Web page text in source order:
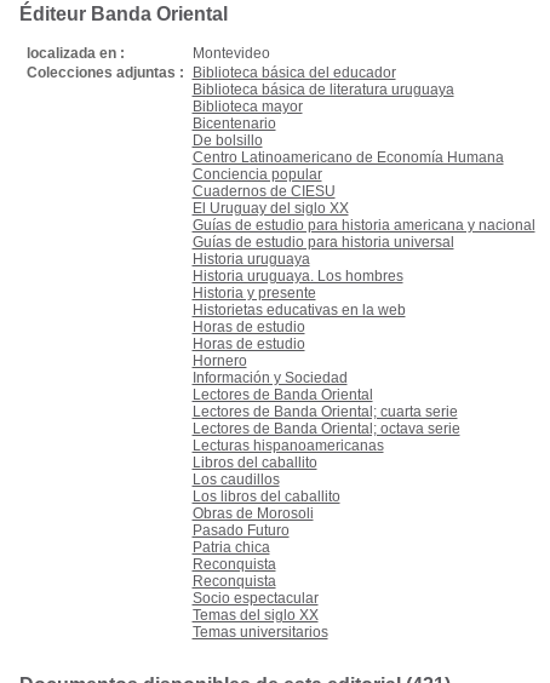
Éditeur Banda Oriental
localizada en :
Montevideo
Colecciones adjuntas :
Biblioteca básica del educador
Biblioteca básica de literatura uruguaya
Biblioteca mayor
Bicentenario
De bolsillo
Centro Latinoamericano de Economía Humana
Conciencia popular
Cuadernos de CIESU
El Uruguay del siglo XX
Guías de estudio para historia americana y nacional
Guías de estudio para historia universal
Historia uruguaya
Historia uruguaya. Los hombres
Historia y presente
Historietas educativas en la web
Horas de estudio
Horas de estudio
Hornero
Información y Sociedad
Lectores de Banda Oriental
Lectores de Banda Oriental; cuarta serie
Lectores de Banda Oriental; octava serie
Lecturas hispanoamericanas
Libros del caballito
Los caudillos
Los libros del caballito
Obras de Morosoli
Pasado Futuro
Patria chica
Reconquista
Reconquista
Socio espectacular
Temas del siglo XX
Temas universitarios